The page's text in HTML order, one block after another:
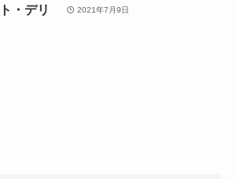
・デリ
2021年7月9日